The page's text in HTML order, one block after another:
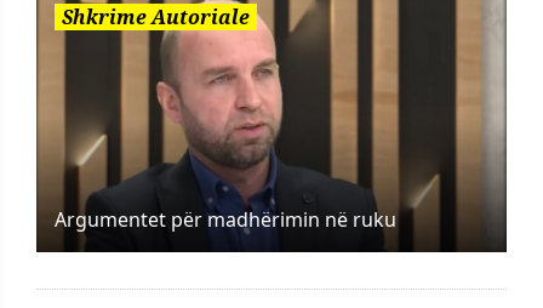
Shkrime Autoriale
Argumentet për madhërimin në ruku